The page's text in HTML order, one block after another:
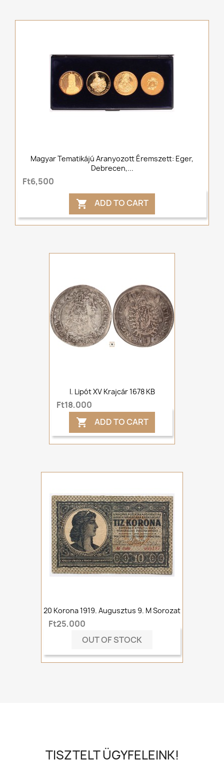
Magyar Tematikájú Aranyozott Éremszett: Eger,
Debrecen,...
Ft6,500
 ADD TO CART
I. Lipót XV Krajcár 1678 KB
Ft18,000
 ADD TO CART
20 Korona 1919. Augusztus 9. M Sorozat
Ft25,000
OUT OF STOCK
TISZTELT ÜGYFELEINK!